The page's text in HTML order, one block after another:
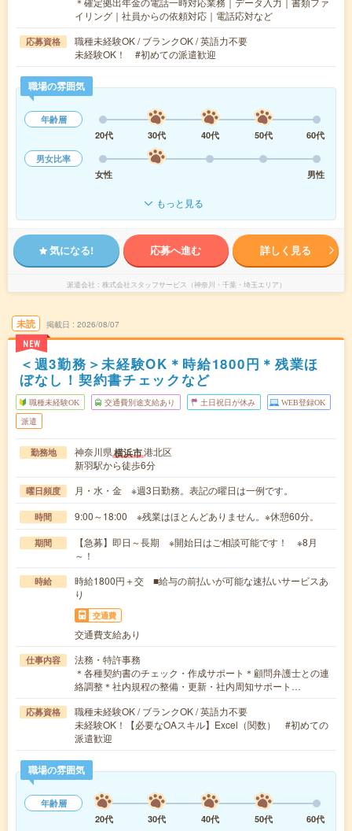
イリング｜社員からの依頼対応｜電話応対など
応募資格
職種未経験OK / ブランクOK / 英語力不要
未経験OK！ #初めての派遣歓迎
職場の雰囲気
年齢層
20代
30代 40代 50代
60代
男女比率
女性
男性
もっと見る
気になる! 応募へ進む 詳しく見る
派遣会社 株式会社スタッフサービス（神奈川・千葉・埼玉エリア）
未読
NEW
掲載日 2026/08/07
＜週3勤務＞未経験OK＊時給1800円＊残業ほ
ぼなし！契約書チェックなど
職種未経験OK 交通費別途支給あり 土日祝日が休み WEB登録OK
派遣
勤務地 神奈川県横浜市港北区
新羽駅から徒歩6分
曜日頻度 月・水・金 ※週3日勤務。表記の曜日は一例です。
時間 9:00～18:00 ※残業はほとんどありません。※休憩60分。
期間
【急募】即日～長期 ※開始日はご相談可能です！ ※8月
～！
時給
時給1800円＋交 ■給与の前払いが可能な速払いサービスあ
り
交通費
交通費支給あり
仕事内容
法務・特許事務
＊各種契約書のチェック・作成サポート＊顧問弁護士との連
絡調整＊社内規程の整備・更新・社内周知サポート…
応募資格
職種未経験OK / ブランクOK / 英語力不要
未経験OK！【必要なOAスキル】Excel（関数） #初めての
派遣歓迎
職場の雰囲気
年齢層
20代
30代 40代 50代 60代